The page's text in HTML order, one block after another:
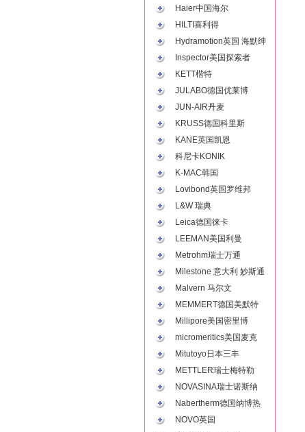
Haier中国海尔
HILTI喜利得
Hydramotion英国 海默绅
Inspector美国探索者
KETT楷特
JULABO德国优莱博
JUN-AIR丹麦
KRUSS德国科里斯
KANE英国凯恩
科尼卡KONIK
K-MAC韩国
Lovibond英国罗维邦
L&W 瑞典
Leica德国徕卡
LEEMAN美国利曼
Metrohm瑞士万通
Milestone 意大利 妙斯通
Malvern 马尔文
MEMMERT德国美默特
Millipore美国密里博
micromeritics美国麦克
Mitutoyo日本三丰
METTLER瑞士梅特勒
NOVASINA瑞士诺斯纳
Nabertherm德国纳博热
NOVO英国